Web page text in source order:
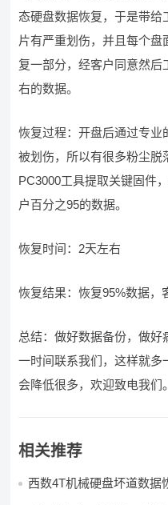
态硬盘数据恢复，于是带
片有严重划伤，并且每个
复一部分，经客户同意然后
右的数据。
恢复过程：开盘后通过专业
被划伤，所以有很多粉尘脱
PC3000工具提取关键固件
户百分之95的数据。
恢复时间：2天左右
恢复结果：恢复95%数据，
总结：做好数据备份，做
一时间联系我们，这样就
会降低很多，欢迎致电我们。
相关推荐
西数4T机械硬盘坏道数据